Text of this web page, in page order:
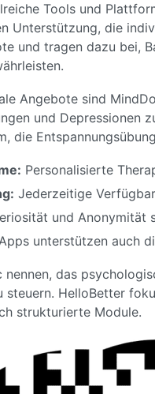
Tools und
Unterstützung, die
und tragen dazu bei,
Angebote sind
und Depressionen
die
Personalisierte
Jederzeitige
und Anonymität
unterstützen auch
nennen, das
steuern. HelloBetter
strukturierte Module.